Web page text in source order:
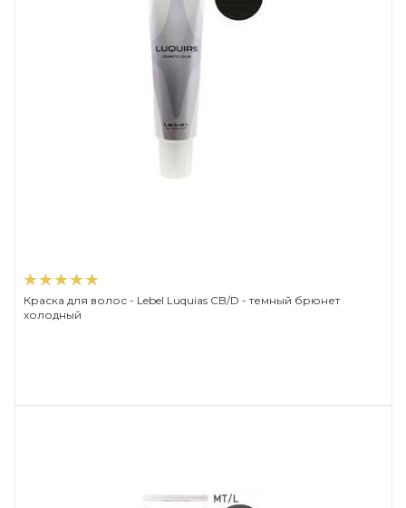
Краска для волос - Lebel Luquias CB/D - темный брюнет
холодный